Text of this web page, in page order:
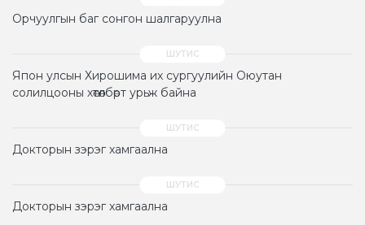
Орчуулгын баг сонгон шалгаруулна
Япон улсын Хирошима их сургуулийн Оюутан
солилцооны хөтөлбөрт урьж байна
Докторын зэрэг хамгаална
Докторын зэрэг хамгаална